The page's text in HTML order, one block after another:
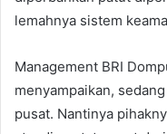
lemahnya sistem
Management BRI
menyampaikan,
pusat. Nantinya